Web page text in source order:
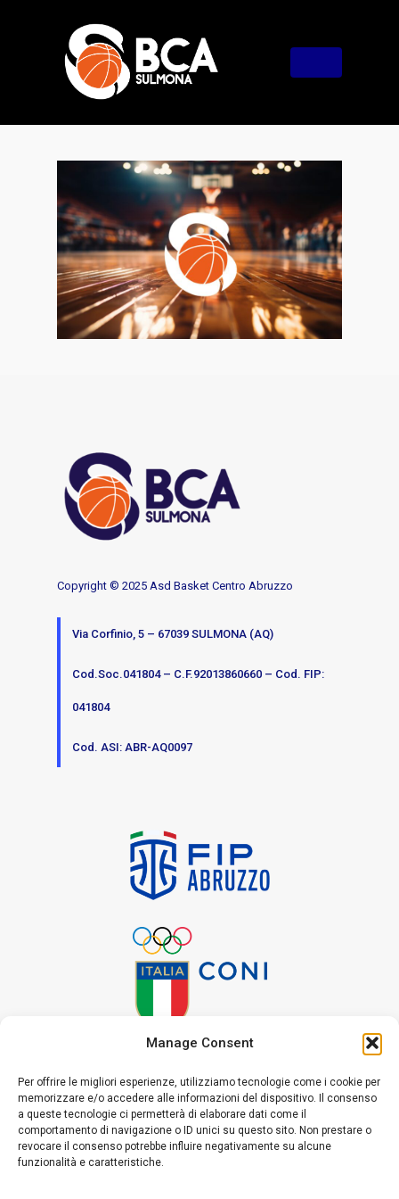
Manage Consent
Per offrire le migliori esperienze, utilizziamo tecnologie come i cookie per
memorizzare e/o accedere alle informazioni del dispositivo. Il consenso
a queste tecnologie ci permetterà di elaborare dati come il
comportamento di navigazione o ID unici su questo sito. Non prestare o
revocare il consenso potrebbe influire negativamente su alcune
funzionalità e caratteristiche.
Copyright © 2025 Asd Basket Centro Abruzzo
Via Corfinio, 5 – 67039 SULMONA (AQ)
Cod.Soc.041804 – C.F.92013860660 – Cod. FIP:
041804
Cod. ASI: ABR-AQ0097